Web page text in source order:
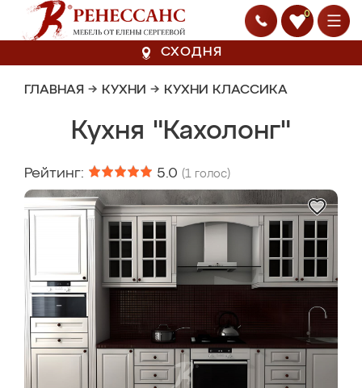
0
СХОДНЯ
ГЛАВНАЯ → КУХНИ → КУХНИ КЛАССИКА
Кухня "Кахолонг"
Рейтинг: 5.0 (1 голос)